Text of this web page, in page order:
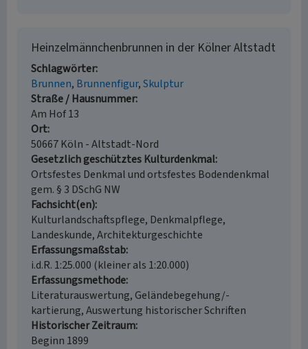
Heinzelmännchenbrunnen in der Kölner Altstadt
Schlagwörter
Brunnen Brunnenfigur Skulptur
Straße / Hausnummer
Am Hof 13
Ort
50667 Köln - Altstadt-Nord
Gesetzlich geschütztes Kulturdenkmal
Ortsfestes Denkmal und ortsfestes Bodendenkmal
gem. § 3 DSchG NW
Fachsicht(en)
Kulturlandschaftspflege, Denkmalpflege,
Landeskunde, Architekturgeschichte
Erfassungsmaßstab
i.d.R. 1:25.000 (kleiner als 1:20.000)
Erfassungsmethode
Literaturauswertung, Geländebegehung/-
kartierung, Auswertung historischer Schriften
Historischer Zeitraum
Beginn 1899